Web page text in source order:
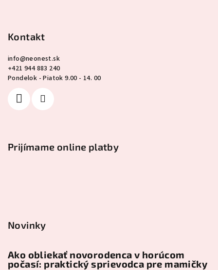
Kontakt
info@neonest.sk
+421 944 883 240
Pondelok - Piatok 9.00 - 14. 00
Prijímame online platby
Novinky
Ako obliekať novorodenca v horúcom
počasí: praktický sprievodca pre mamičky